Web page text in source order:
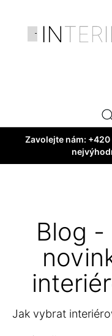
Zavolejte nám: +420
Blog -
Jak vybrat